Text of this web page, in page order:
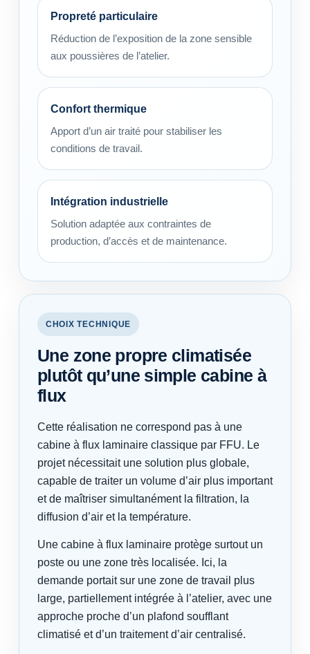
Propreté particulaire
Réduction de l’exposition de la zone sensible
aux poussières de l’atelier.
Confort thermique
Apport d’un air traité pour stabiliser les
conditions de travail.
Intégration industrielle
Solution adaptée aux contraintes de
production, d’accès et de maintenance.
CHOIX TECHNIQUE
Une zone propre climatisée
plutôt qu’une simple cabine à
flux
Cette réalisation ne correspond pas à une
cabine à flux laminaire classique par FFU. Le
projet nécessitait une solution plus globale,
capable de traiter un volume d’air plus important
et de maîtriser simultanément la filtration, la
diffusion d’air et la température.
Une cabine à flux laminaire protège surtout un
poste ou une zone très localisée. Ici, la
demande portait sur une zone de travail plus
large, partiellement intégrée à l’atelier, avec une
approche proche d’un plafond soufflant
climatisé et d’un traitement d’air centralisé.